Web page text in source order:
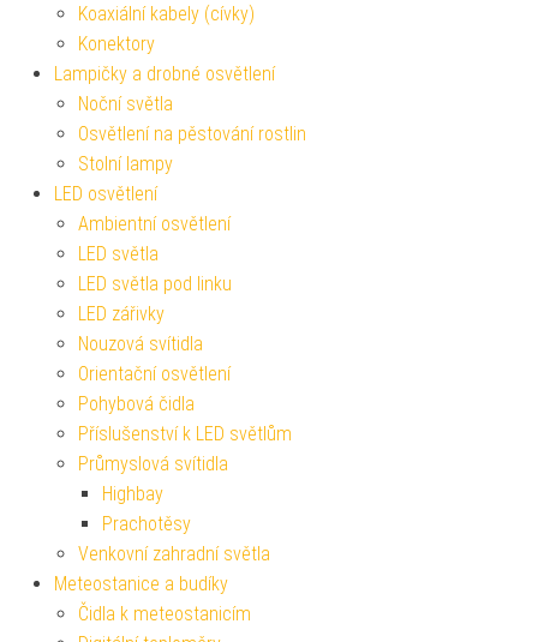
Koaxiální kabely (cívky)
Konektory
Lampičky a drobné osvětlení
Noční světla
Osvětlení na pěstování rostlin
Stolní lampy
LED osvětlení
Ambientní osvětlení
LED světla
LED světla pod linku
LED zářivky
Nouzová svítidla
Orientační osvětlení
Pohybová čidla
Příslušenství k LED světlům
Průmyslová svítidla
Highbay
Prachotěsy
Venkovní zahradní světla
Meteostanice a budíky
Čidla k meteostanicím